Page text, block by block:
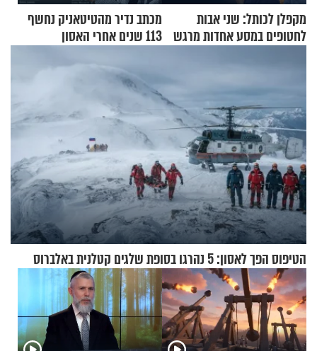
מקפלן לכותל: שני אבות
לחטופים במסע אחדות מרגש
מכתב נדיר מהטיטאניק נחשף
113 שנים אחרי האסון
הטיפוס הפך לאסון: 5 נהרגו בסופת שלגים קטלנית באלברוס